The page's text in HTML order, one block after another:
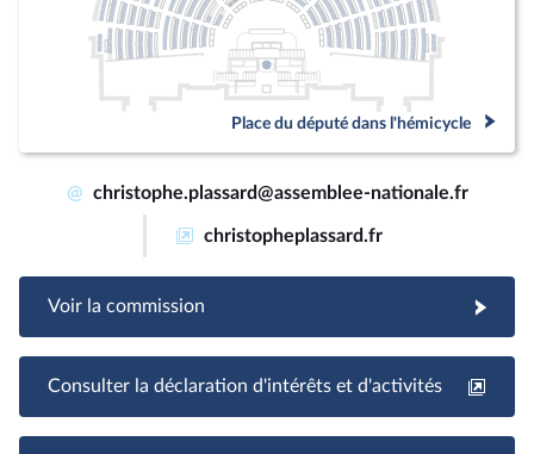
Place du député dans l'hémicycle
@ christophe.plassard@assemblee-nationale.fr
christopheplassard.fr
Voir la commission
Consulter la déclaration d'intérêts et d'activités